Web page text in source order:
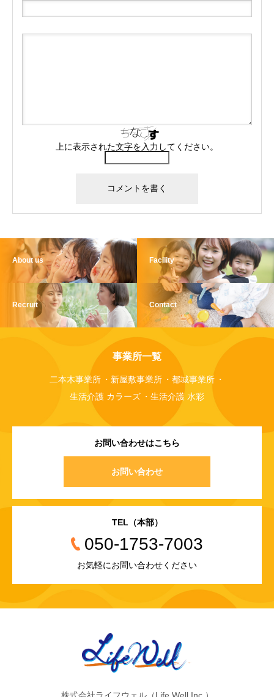
上に表示された文字を入力してください。
About us Facility
Recruit Contact
事業所一覧
二本木事業所 新屋敷事業所
都城事業所
生活介護 カラーズ
生活介護 水彩
お問い合わせはこちら
お問い合わせ
TEL（本部）
050-1753-7003
お気軽にお問い合わせください